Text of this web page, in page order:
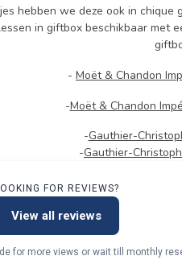
hebben we deze ook in
in giftbox beschikbaar met
- Moët & Chandon
-Moët & Chandon
-Gauthier-
-Gauthier-
FOR REVIEWS?
View all reviews
for more views or wait till monthly